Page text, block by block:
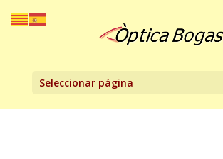
Seleccionar página